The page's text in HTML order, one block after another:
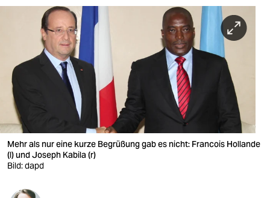
wahrheit
verlag
verlag
veranstaltungen
shop
fragen & hilfe
Mehr als nur eine kurze Begrüßung gab es nicht: Francois Hollande
(l) und Joseph Kabila (r)
Bild: dapd